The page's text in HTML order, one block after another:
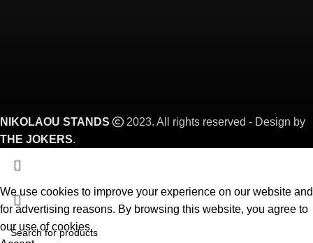
NIKOLAOU STANDS
2023. All rights reserved - Design by
THE JOKERS.
We use cookies to improve your experience on our website and
for advertising reasons. By browsing this website, you agree to
our use of cookies.